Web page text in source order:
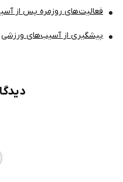
فعالیت‌های روزمره پس از
پیشگیری از آسیب‌های ورزشی